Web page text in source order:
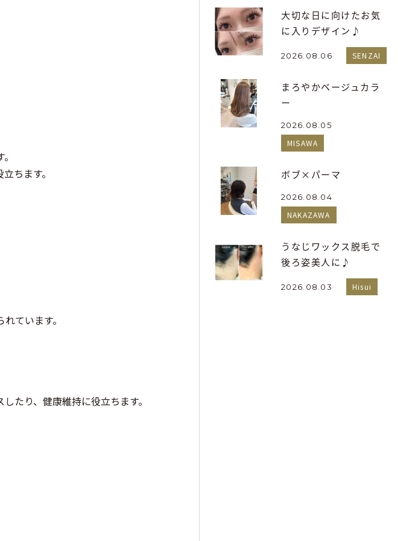
ちます。
ています。
たり、健康維持に役立ちます。
大切な日に向けたお気
に入りデザイン♪
2026.08.06 SENZAI
まろやかベージュカラ
ー
2026.08.05
MISAWA
ボブ×パーマ
2026.08.04
NAKAZAWA
うなじワックス脱毛で
後ろ姿美人に♪
2026.08.03 Hisui